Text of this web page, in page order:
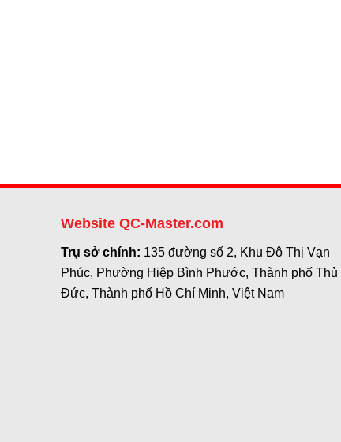
Website QC-Master.com
Trụ sở chính: 135 đường số 2, Khu Đô Thị Vạn
Phúc, Phường Hiệp Bình Phước, Thành phố Thủ
Đức, Thành phố Hồ Chí Minh, Việt Nam